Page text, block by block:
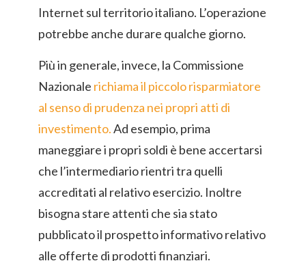
Internet sul territorio italiano. L’operazione
potrebbe anche durare qualche giorno.
Più in generale, invece, la Commissione
Nazionale richiama il piccolo risparmiatore
al senso di prudenza nei propri atti di
investimento.Ad esempio, prima
maneggiare i propri soldi è bene accertarsi
che l’intermediario rientri tra quelli
accreditati al relativo esercizio. Inoltre
bisogna stare attenti che sia stato
pubblicato il prospetto informativo relativo
alle offerte di prodotti finanziari.